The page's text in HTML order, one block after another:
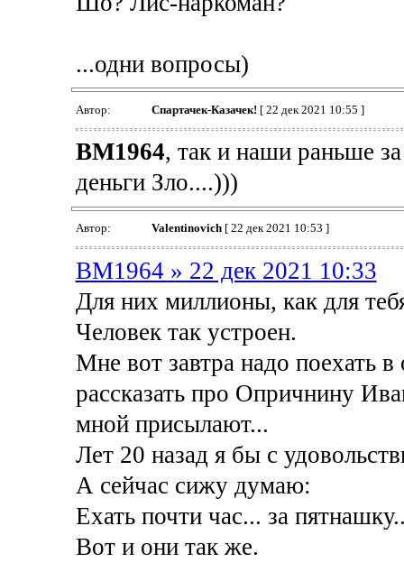
...одни вопросы)
Автор: Спартачек-Казачек! [ 22 дек 2021 10:55 ]
BM1964, так и наши раньше
деньги Зло....)))
Автор: Valentinovich[ 22 дек 2021 10:53 ]
BM1964 » 22 дек 2021 10:33
Для них миллионы, как для
Человек так устроен.
Мне вот завтра надо поехать в
рассказать про Опричнину
мной присылают...
Лет 20 назад я бы с
А сейчас сижу думаю:
Ехать почти час... за
Вот и они так же.